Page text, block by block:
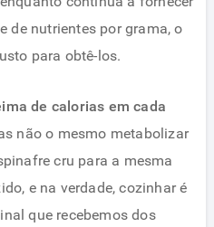
de nutrientes por grama, o
para obtê-los.
de calorias em cada
não o mesmo metabolizar
cru para a mesma
e na verdade, cozinhar é
que recebemos dos